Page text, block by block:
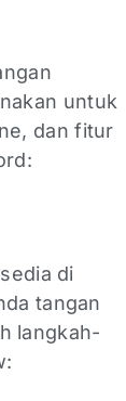
untuk
dan fitur
di
tangan
langkah-